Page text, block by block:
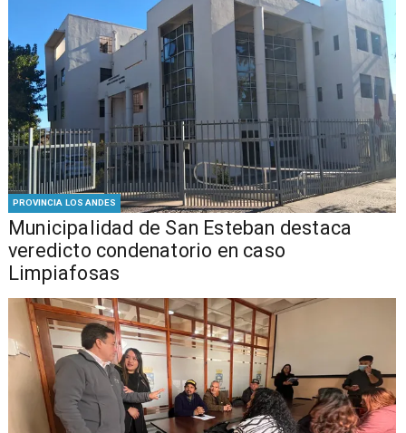
PROVINCIA LOS ANDES
Municipalidad de San Esteban destaca
veredicto condenatorio en caso
Limpiafosas